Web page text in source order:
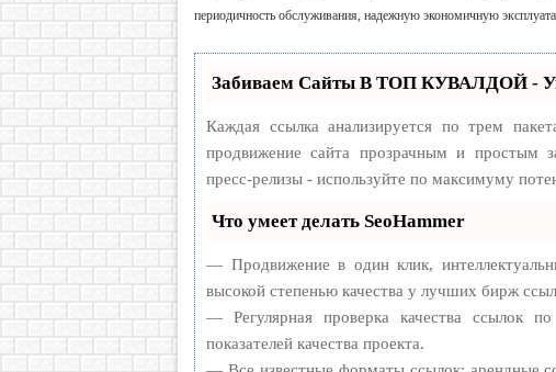
периодичность обслуживания, надежную экономичную
Забиваем Сайты В ТОП КУВАЛДОЙ -
Каждая ссылка анализируется по трем
продвижение сайта прозрачным и простым
пресс-релизы - используйте по максимуму
Что умеет делать SeoHammer
— Продвижение в один клик,
высокой степенью качества у лучших бирж
— Регулярная проверка качества ссылок
показателей качества проекта.